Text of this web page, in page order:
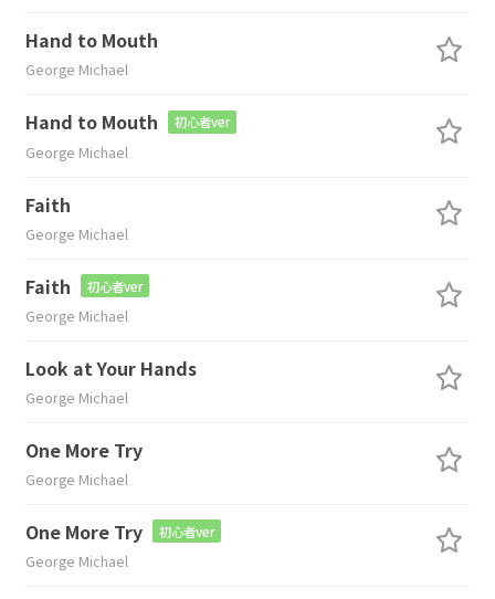
Hand to Mouth
George Michael
Hand to Mouth 初心者ver
George Michael
Faith
George Michael
Faith 初心者ver
George Michael
Look at Your Hands
George Michael
One More Try
George Michael
One More Try 初心者ver
George Michael